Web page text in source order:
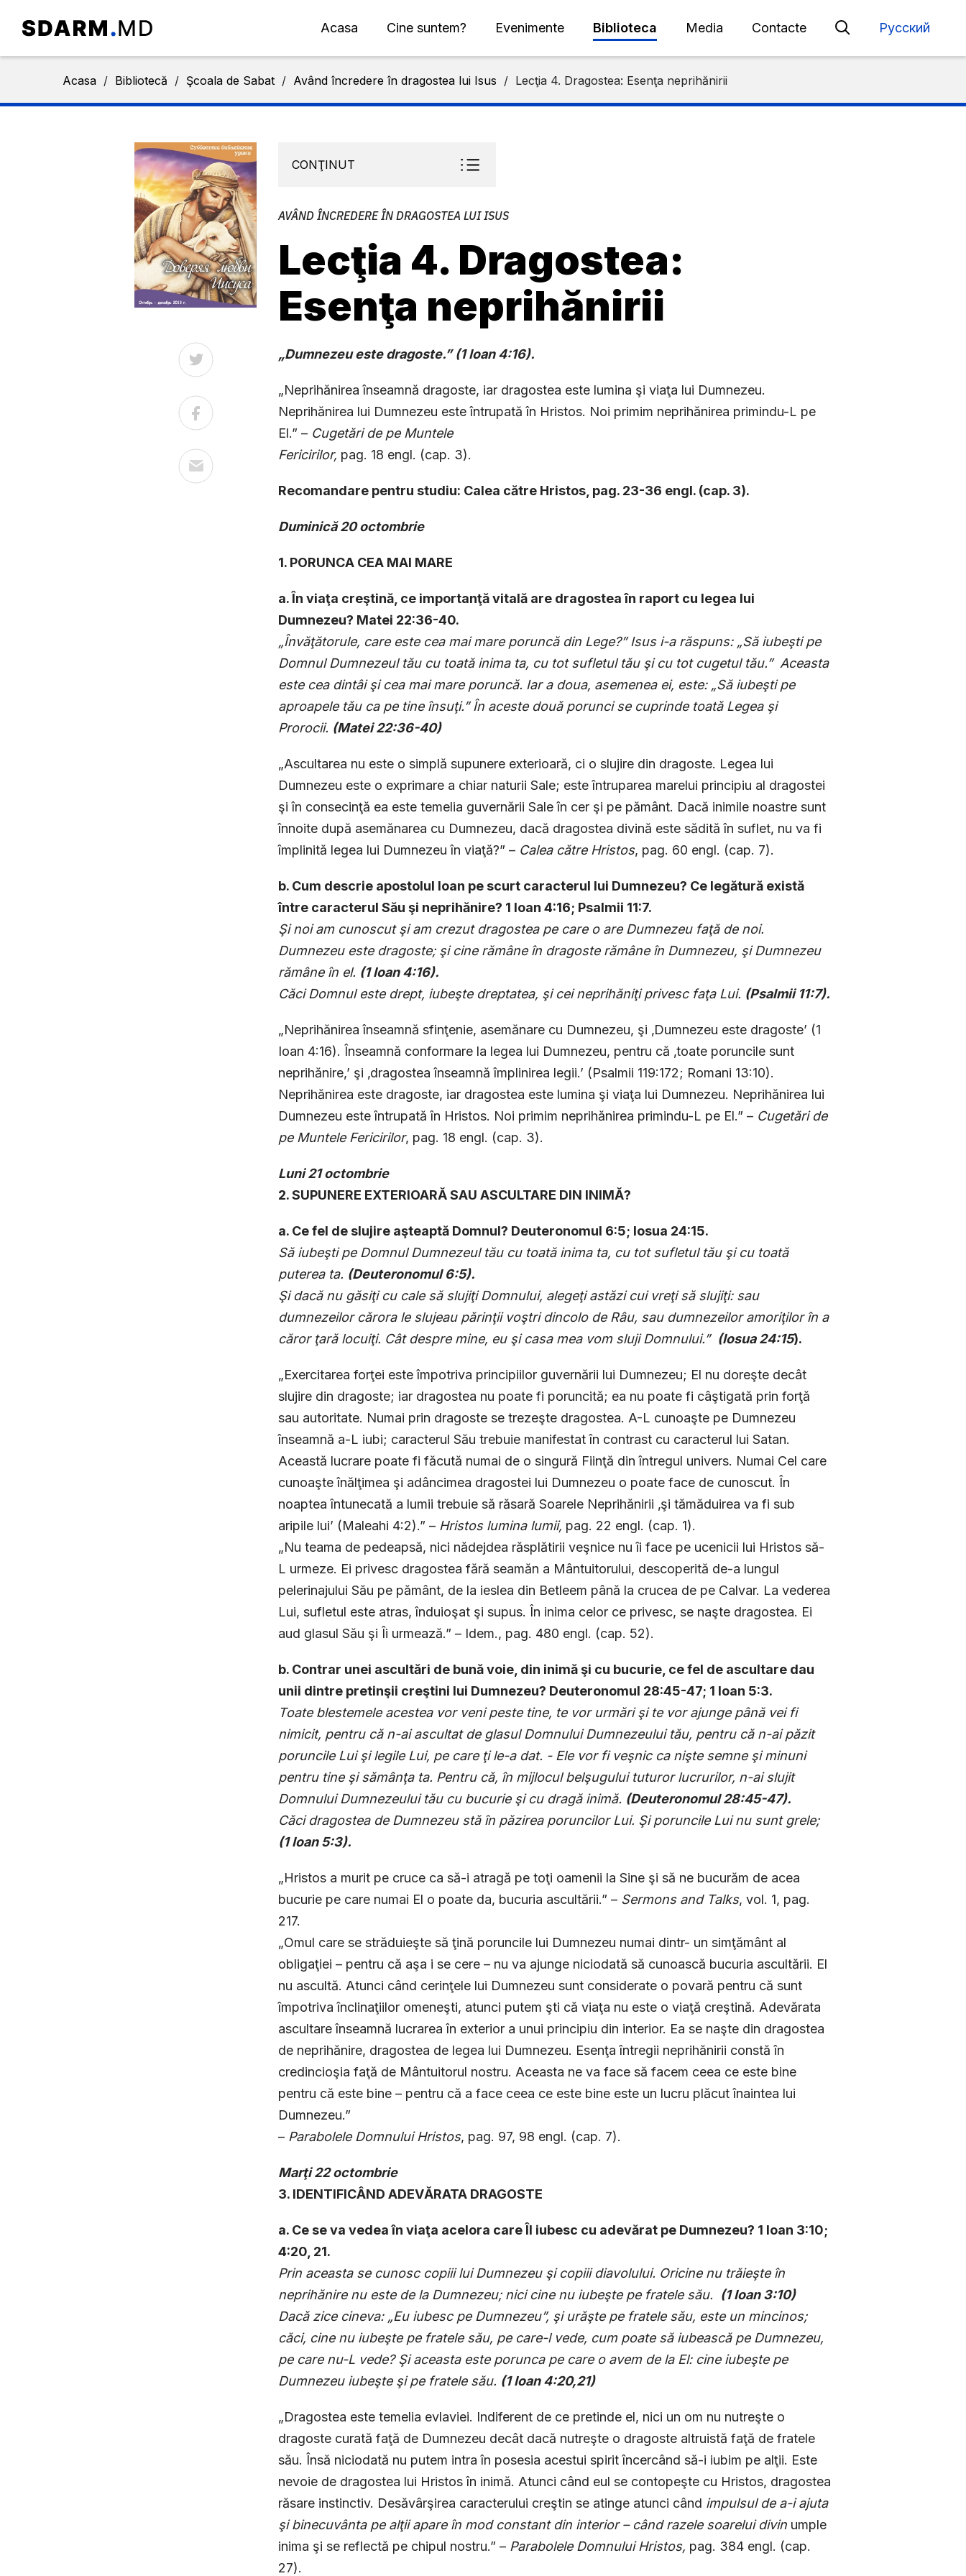
Acasa Cine suntem? Evenimente Biblioteca Media Contacte Русский
Acasa / Bibliotecă / Şcoala de Sabat / Având încredere în dragostea lui Isus / Lecţia 4. Dragostea: Esenţa neprihănirii
CONŢINUT
AVÂND ÎNCREDERE ÎN DRAGOSTEA LUI ISUS
Lecţia 4. Dragostea:
Esenţa neprihănirii
„Dumnezeu este dragoste.” (1 Ioan 4:16).
„Neprihănirea înseamnă dragoste, iar dragostea este lumina şi viaţa lui Dumnezeu.
Neprihănirea lui Dumnezeu este întrupată în Hristos. Noi primim neprihănirea primindu-L pe
El.” – Cugetări de pe Muntele
Fericirilor, pag. 18 engl. (cap. 3).
Recomandare pentru studiu: Calea către Hristos, pag. 23-36 engl. (cap. 3).
Duminică20 octombrie
1. PORUNCA CEA MAI MARE
a. În viaţa creştină, ce importanţă vitală are dragostea în raport cu legea lui
Dumnezeu? Matei 22:36-40.
„Învăţătorule, care este cea mai mare poruncă din Lege?” Isus i-a răspuns: „Să iubeşti pe
Domnul Dumnezeul tău cu toată inima ta, cu tot sufletul tău şi cu tot cugetul tău.” Aceasta
este cea dintâi şi cea mai mare poruncă. Iar a doua, asemenea ei, este: „Să iubeşti pe
aproapele tău ca pe tine însuţi.” În aceste două porunci se cuprinde toată Legea şi
Prorocii. (Matei22:36-40)
„Ascultarea nu este o simplă supunere exterioară, ci o slujire din dragoste. Legea lui
Dumnezeu este o exprimare a chiar naturii Sale; este întruparea marelui principiu al dragostei
şi în consecinţă ea este temelia guvernării Sale în cer şi pe pământ. Dacă inimile noastre sunt
înnoite după asemănarea cu Dumnezeu, dacă dragostea divină este sădită în suflet, nu va fi
împlinită legea lui Dumnezeu în viaţă?” – Calea către Hristos, pag. 60 engl. (cap. 7).
b. Cum descrie apostolul Ioan pe scurt caracterul lui Dumnezeu? Ce legătură există
între caracterul Său şi neprihănire? 1 Ioan 4:16; Psalmii 11:7.
Şi noi am cunoscut şi am crezut dragostea pe care o are Dumnezeu faţă de noi.
Dumnezeu este dragoste; şi cine rămâne în dragoste rămâne în Dumnezeu, şi Dumnezeu
rămâne în el. (1 Ioan 4:16).
Căci Domnul este drept, iubeşte dreptatea, şi cei neprihăniţi privesc faţa Lui. (Psalmii 11:7).
„Neprihănirea înseamnă sfinţenie, asemănare cu Dumnezeu, şi ‚Dumnezeu este dragoste’ (1
Ioan 4:16). Înseamnă conformare la legea lui Dumnezeu, pentru că ‚toate poruncile sunt
neprihănire,’ şi ‚dragostea înseamnă împlinirea legii.’ (Psalmii 119:172; Romani 13:10).
Neprihănirea este dragoste, iar dragostea este lumina şi viaţa lui Dumnezeu. Neprihănirea lui
Dumnezeu este întrupată în Hristos. Noi primim neprihănirea primindu-L pe El.” – Cugetări de
pe Muntele Fericirilor, pag. 18 engl. (cap. 3).
Luni21 octombrie
2. SUPUNERE EXTERIOARĂ SAU ASCULTARE DIN INIMĂ?
a. Ce fel de slujire aşteaptă Domnul? Deuteronomul 6:5; Iosua 24:15.
Să iubeşti pe Domnul Dumnezeul tău cu toată inima ta, cu tot sufletul tău şi cu toată
puterea ta. (Deuteronomul 6:5).
Şi dacă nu găsiţi cu cale să slujiţi Domnului, alegeţi astăzi cui vreţi să slujiţi: sau
dumnezeilor cărora le slujeau părinţii voştri dincolo de Râu, sau dumnezeilor amoriţilor în a
căror ţară locuiţi. Cât despre mine, eu şi casa mea vom sluji Domnului.” (Iosua 24:15).
„Exercitarea forţei este împotriva principiilor guvernării lui Dumnezeu; El nu doreşte decât
slujire din dragoste; iar dragostea nu poate fi poruncită; ea nu poate fi câştigată prin forţă
sau autoritate. Numai prin dragoste se trezeşte dragostea. A-L cunoaşte pe Dumnezeu
înseamnă a-L iubi; caracterul Său trebuie manifestat în contrast cu caracterul lui Satan.
Această lucrare poate fi făcută numai de o singură Fiinţă din întregul univers. Numai Cel care
cunoaşte înălţimea şi adâncimea dragostei lui Dumnezeu o poate face de cunoscut. În
noaptea întunecată a lumii trebuie să răsară Soarele Neprihănirii ‚şi tămăduirea va fi sub
aripile lui’ (Maleahi 4:2).” – Hristos lumina lumii, pag. 22 engl. (cap. 1).
„Nu teama de pedeapsă, nici nădejdea răsplătirii veşnice nu îi face pe ucenicii lui Hristos să-
L urmeze. Ei privesc dragostea fără seamăn a Mântuitorului, descoperită de-a lungul
pelerinajului Său pe pământ, de la ieslea din Betleem până la crucea de pe Calvar. La vederea
Lui, sufletul este atras, înduioşat şi supus. În inima celor ce privesc, se naşte dragostea. Ei
aud glasul Său şi Îi urmează.” – Idem., pag. 480 engl. (cap. 52).
b. Contrar unei ascultări de bună voie, din inimă şi cu bucurie, ce fel de ascultare dau
unii dintre pretinşii creştini lui Dumnezeu? Deuteronomul 28:45-47; 1 Ioan 5:3.
Toate blestemele acestea vor veni peste tine, te vor urmări şi te vor ajunge până vei fi
nimicit, pentru că n-ai ascultat de glasul Domnului Dumnezeului tău, pentru că n-ai păzit
poruncile Lui şi legile Lui, pe care ţi le-a dat. -Ele vor fi veşnic ca nişte semne şi minuni
pentru tine şi sămânţa ta. Pentru că, în mijlocul belşugului tuturor lucrurilor, n-ai slujit
Domnului Dumnezeului tău cu bucurie şi cu dragă inimă. (Deuteronomul 28:45-47).
Căci dragostea de Dumnezeu stă în păzirea poruncilor Lui. Şi poruncile Lui nu sunt grele;
(1 Ioan 5:3).
„Hristos a murit pe cruce ca să-i atragă pe toţi oamenii la Sine şi să ne bucurăm de acea
bucurie pe care numai El o poate da, bucuria ascultării.” – Sermons and Talks, vol. 1, pag.
217.
„Omul care se străduieşte să ţină poruncile lui Dumnezeu numai dintr- un simţământ al
obligaţiei – pentru că aşa i se cere – nu va ajunge niciodată să cunoască bucuria ascultării. El
nu ascultă. Atunci când cerinţele lui Dumnezeu sunt considerate o povară pentru că sunt
împotriva înclinaţiilor omeneşti, atunci putem şti că viaţa nu este o viaţă creştină. Adevărata
ascultare înseamnă lucrarea în exterior a unui principiu din interior. Ea se naşte din dragostea
de neprihănire, dragostea de legea lui Dumnezeu. Esenţa întregii neprihănirii constă în
credincioşia faţă de Mântuitorul nostru. Aceasta ne va face să facem ceea ce este bine
pentru că este bine – pentru că a face ceea ce este bine este un lucru plăcut înaintea lui
Dumnezeu.”
– Parabolele Domnului Hristos, pag. 97, 98 engl. (cap. 7).
Marţi22 octombrie
3. IDENTIFICÂND ADEVĂRATA DRAGOSTE
a. Ce se va vedea în viaţa acelora care Îl iubesc cu adevărat pe Dumnezeu? 1 Ioan 3:10;
4:20, 21.
Prin aceasta se cunosc copiii lui Dumnezeu şi copiii diavolului. Oricine nu trăieşte în
neprihănire nu este de la Dumnezeu; nici cine nu iubeşte pe fratele său. (1 Ioan 3:10)
Dacă zice cineva: „Eu iubesc pe Dumnezeu”, şi urăşte pe fratele său, este un mincinos;
căci, cine nu iubeşte pe fratele său, pe care-l vede, cum poate să iubească pe Dumnezeu,
pe care nu-L vede?Şi aceasta este porunca pe care o avem de la El: cine iubeşte pe
Dumnezeu iubeşte şi pe fratele său. (1 Ioan 4:20,21)
„Dragostea este temelia evlaviei. Indiferent de ce pretinde el, nici un om nu nutreşte o
dragoste curată faţă de Dumnezeu decât dacă nutreşte o dragoste altruistă faţă de fratele
său. Însă niciodată nu putem intra în posesia acestui spirit încercând să-i iubim pe alţii. Este
nevoie de dragostea lui Hristos în inimă. Atunci când eul se contopeşte cu Hristos, dragostea
răsare instinctiv. Desăvârşirea caracterului creştin se atinge atunci când impulsul de a-i ajuta
şi binecuvânta pe alţii apare în mod constant din interior – când razele soarelui divin umple
inima şi se reflectă pe chipul nostru.” – Parabolele Domnului Hristos, pag. 384 engl. (cap.
27).